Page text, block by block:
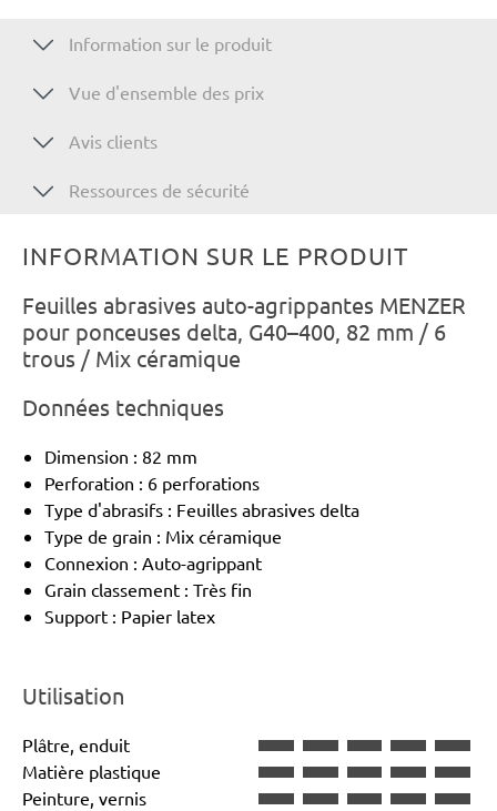
Information sur le produit
Vue d'ensemble des prix
Avis clients
Ressources de sécurité
INFORMATION SUR LE PRODUIT
Feuilles abrasives auto-agrippantes MENZER
pour ponceuses delta, G40–400, 82 mm / 6
trous / Mix céramique
Données techniques
Dimension : 82 mm
Perforation : 6 perforations
Type d'abrasifs : Feuilles abrasives delta
Type de grain : Mix céramique
Connexion : Auto-agrippant
Grain classement : Très fin
Support : Papier latex
Utilisation
Plâtre, enduit
Matière plastique
Peinture, vernis